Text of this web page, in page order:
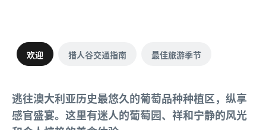
欢迎 猎人谷交通指南 最佳旅游季节
逃往澳大利亚历史最悠久的葡萄品种种植区，纵享
感官盛宴。这里有迷人的葡萄园、祥和宁静的风光